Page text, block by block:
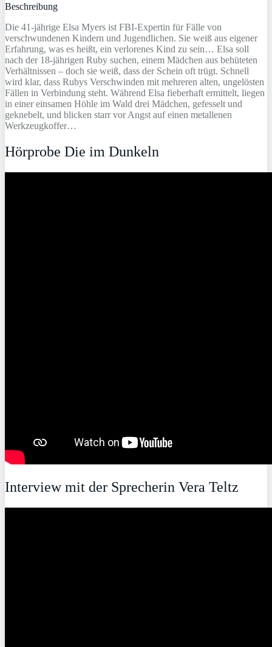
Beschreibung
Die 41-jährige Elsa Myers ist FBI-Expertin für Fälle von
verschwundenen Kindern und Jugendlichen. Sie weiß aus eigener
Erfahrung, was es heißt, ein verlorenes Kind zu sein… Elsa soll
nach der 18-jährigen Ruby suchen, einem Mädchen aus behüteten
Verhältnissen – doch sie weiß, dass der Schein oft trügt. Schnell
wird klar, dass Rubys Verschwinden mit mehreren alten, ungelösten
Fällen in Verbindung steht. Während Elsa fieberhaft ermittelt, liegen
in einer einsamen Höhle im Wald drei Mädchen, gefesselt und
geknebelt, und blicken starr vor Angst auf einen metallenen
Werkzeugkoffer…
Hörprobe Die im Dunkeln
Interview mit der Sprecherin Vera Teltz